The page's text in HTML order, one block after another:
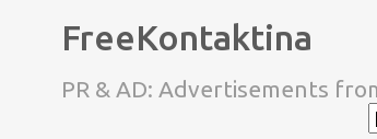
FreeKontaktina
PR & AD: Advertisements